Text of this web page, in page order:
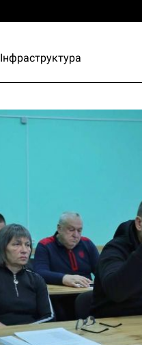
Інфраструктура